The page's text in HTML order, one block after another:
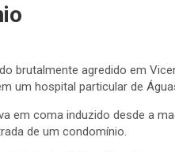
brutalmente agredido em
um hospital particular de
em coma induzido desde a
de um condomínio.